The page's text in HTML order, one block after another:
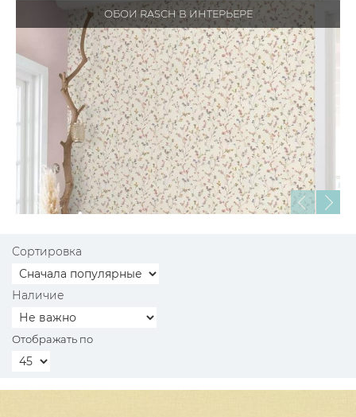
ОБОИ RASCH В ИНТЕРЬЕРЕ
Сортировка
Наличие
Отображать по